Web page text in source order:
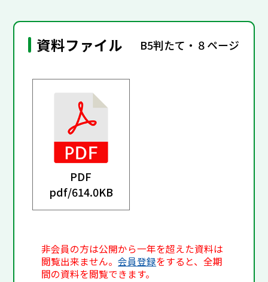
資料ファイル B5判たて・８ページ
PDF
pdf/614.0KB
非会員の方は公開から一年を超えた資料は
閲覧出来ません。会員登録をすると、全期
間の資料を閲覧できます。